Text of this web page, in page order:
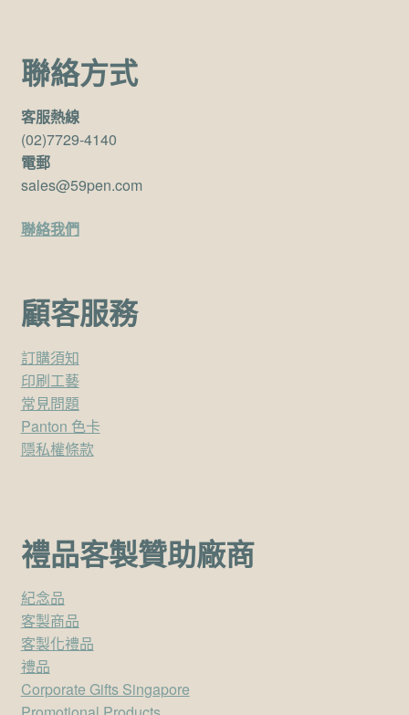
聯絡方式
客服熱線
(02)7729-4140
電郵
sales@59pen.com
聯絡我們
顧客服務
訂購須知
印刷工藝
常見問題
Panton 色卡
隱私權條款
禮品客製贊助廠商
紀念品
客製商品
客製化禮品
禮品
Corporate Gifts Singapore